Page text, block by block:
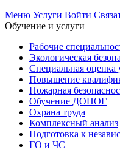
Меню Услуги Войти
Обучение и услуги
Рабочие
Экологическая
Специальная оценка
Повышение
Пожарная
Обучение ДОПОГ
Охрана труда
Комплексный анализ
Подготовка к
ГО и ЧС